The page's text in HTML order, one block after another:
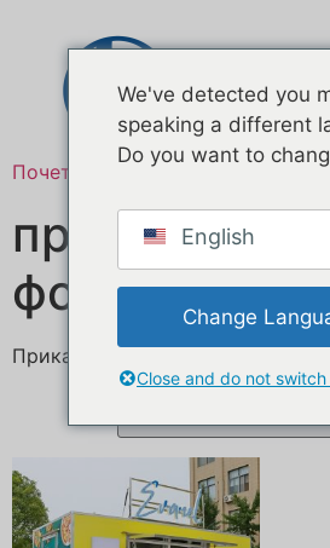
Почетна / Производ oзначен
прилагођено
фолирање
Приказан један резултат
We've detected you
speaking a different
Do you want to
English
Change
Close and do not